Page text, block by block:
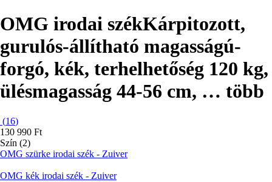
OMG irodai székKárpitozott,
gurulós-állítható magasságú-
forgó, kék, terhelhetőség 120 kg,
ülésmagasság 44-56 cm, … több
(16)
130 990 Ft
Szín (2)
OMG szürke irodai szék - Zuiver
OMG kék irodai szék - Zuiver